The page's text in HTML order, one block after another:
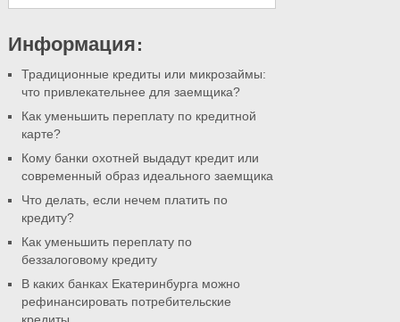
Информация:
Традиционные кредиты или микрозаймы:
что привлекательнее для заемщика?
Как уменьшить переплату по кредитной
карте?
Кому банки охотней выдадут кредит или
современный образ идеального заемщика
Что делать, если нечем платить по
кредиту?
Как уменьшить переплату по
беззалоговому кредиту
В каких банках Екатеринбурга можно
рефинансировать потребительские